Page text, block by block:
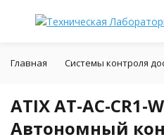
Главная Системы контроля
ATIX AT-AC-CR1-
Автономный